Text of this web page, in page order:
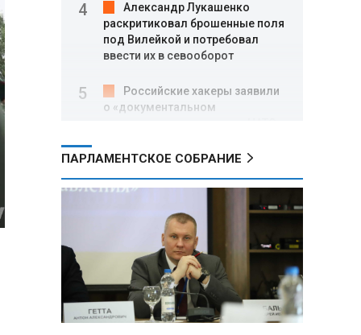
Александр Лукашенко
раскритиковал брошенные поля
под Вилейкой и потребовал
ввести их в севооборот
Российские хакеры заявили
о «документальном
склад Wildberries в
Екатеринбурге эвакуировали 800
Минобороны РФ: за ночь
ПВО сбила 203 украинских дрона
над регионами России и Черным
морем
ПАРЛАМЕНТСКОЕ СОБРАНИЕ